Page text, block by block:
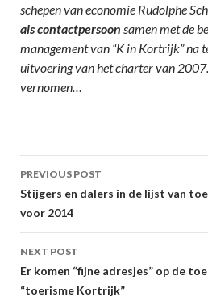
schepen van economie Rudolphe
als contactpersoon samen met de
management van “K in Kortrijk” na
uitvoering van het charter van
vernomen…
Post
navigation
PREVIOUS POST
Stijgers en dalers in de lijst van
voor 2014
NEXT POST
Er komen “fijne adresjes” op de
“toerisme Kortrijk”